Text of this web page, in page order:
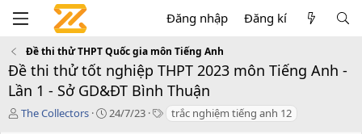
Đăng nhập Đăng kí
Đề thi thử THPT Quốc gia môn Tiếng Anh
Đề thi thử tốt nghiệp THPT 2023 môn Tiếng Anh -
Lần 1 - Sở GD&ĐT Bình Thuận
T
The Collectors
C
24/7/23
T trắc nghiệm tiếng anh 12